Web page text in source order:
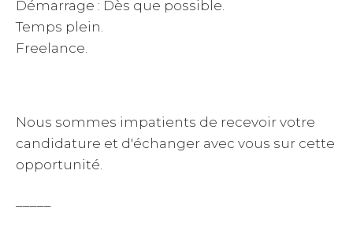
Démarrage : Dès que possible.
Temps plein.
Freelance.
Nous sommes impatients de recevoir votre
candidature et d'échanger avec vous sur cette
opportunité.